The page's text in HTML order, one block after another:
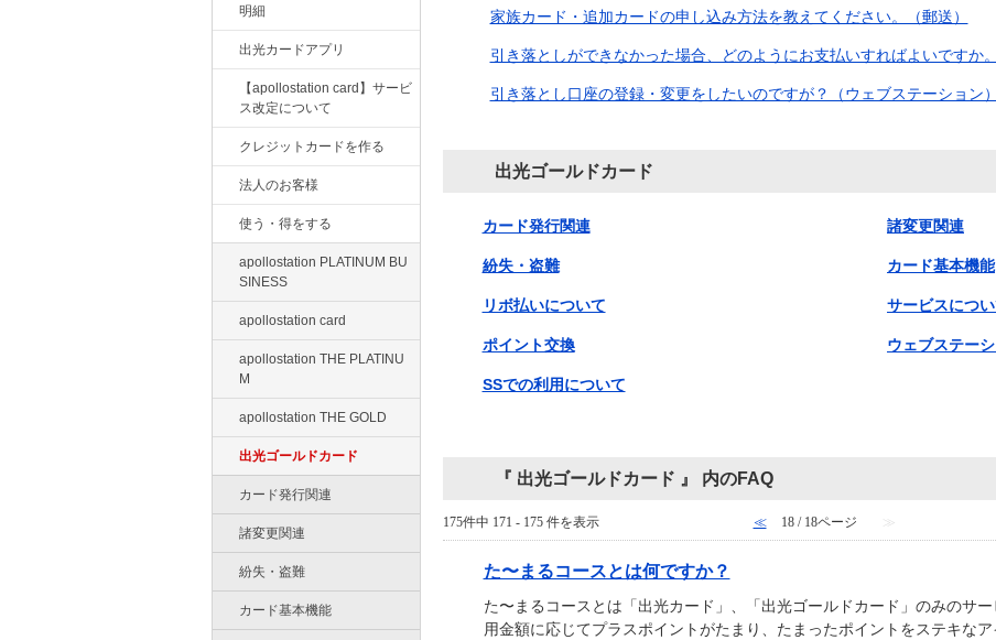
明細
出光カードアプリ
【apollostation card】サービ
ス改定について
クレジットカードを作る
法人のお客様
使う・得をする
apollostation PLATINUM BU
SINESS
apollostation card
apollostation THE PLATINU
M
apollostation THE GOLD
出光ゴールドカード
カード発行関連
諸変更関連
紛失・盗難
カード基本機能
家族カード・追加カードの申し込み方法を教えてください。（郵送）
引き落としができなかった場合、どのようにお支払いすればよいですか。
引き落とし口座の登録・変更をしたいのですが？（ウェブステーション）
出光ゴールドカード
カード発行関連 諸変更関連
紛失・盗難 カード基本機能
リボ払いについて サービスにつ
ポイント交換 ウェブステー
SSでの利用について
『 出光ゴールドカード 』 内のFAQ
175件中 171 - 175 件を表示 ≪ 18 / 18ページ ≫
た〜まるコースとは何ですか？
た〜まるコースとは「出光カード」、「出光ゴールドカード」のみのサ
用金額に応じてプラスポイントがたまり、たまったポイントをステキなア